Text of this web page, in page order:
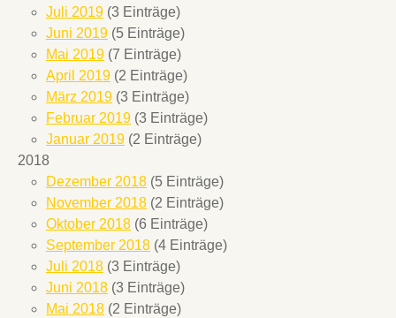
Juli 2019 (3 Einträge)
Juni 2019 (5 Einträge)
Mai 2019 (7 Einträge)
April 2019 (2 Einträge)
März 2019 (3 Einträge)
Februar 2019 (3 Einträge)
Januar 2019 (2 Einträge)
2018
Dezember 2018 (5 Einträge)
November 2018 (2 Einträge)
Oktober 2018 (6 Einträge)
September 2018 (4 Einträge)
Juli 2018 (3 Einträge)
Juni 2018 (3 Einträge)
Mai 2018 (2 Einträge)